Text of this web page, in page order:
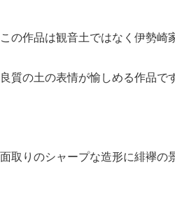
この作品は観音土ではなく伊勢崎
良質の土の表情が愉しめる作品で
面取りのシャープな造形に緋襷の